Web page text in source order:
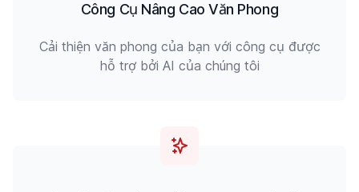
Công Cụ Nâng Cao Văn Phong
Cải thiện văn phong của bạn với công cụ được
hỗ trợ bởi AI của chúng tôi